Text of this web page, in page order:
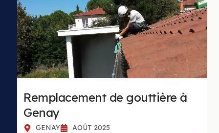
Remplacement de gouttière à
Genay
GENAY AOÛT 2025